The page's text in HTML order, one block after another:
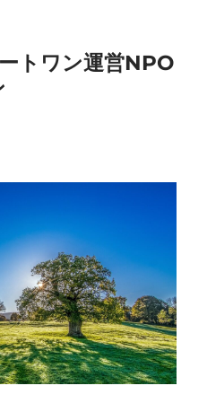
トワン運営NPO